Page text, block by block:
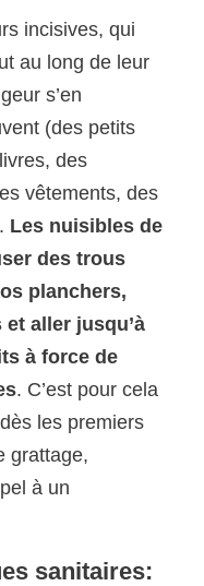
incisives, qui
au long de leur
s’en
(des petits
des
vêtements, des
Les nuisibles de
des trous
planchers,
aller jusqu’à
à force de
. C’est pour cela
les premiers
grattage,
à un
sanitaires: